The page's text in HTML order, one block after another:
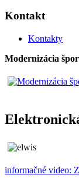
Kontakt
Kontakty
Modernizácia
informačné video: